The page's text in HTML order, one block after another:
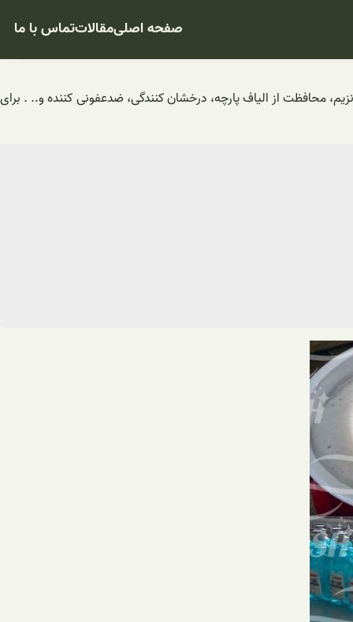
صفحه اصلیمقالاتتماس با ما
محافظت از الیاف پارچه، درخشان کنندگی، ضدعفونی کننده و.. . برای